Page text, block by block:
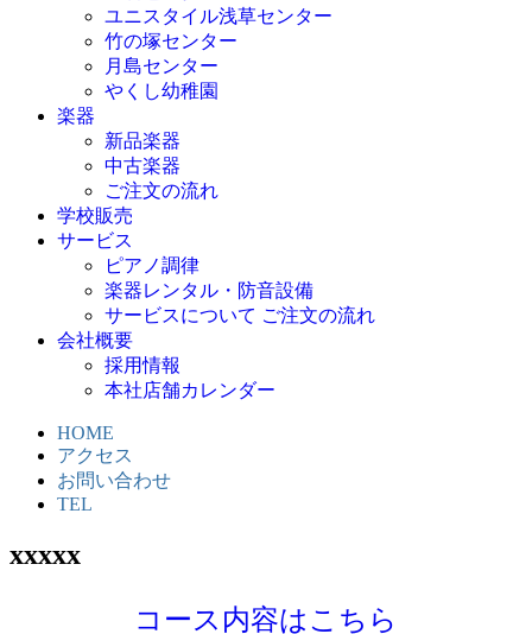
ユニスタイル浅草センター
竹の塚センター
月島センター
やくし幼稚園
楽器
新品楽器
中古楽器
ご注文の流れ
学校販売
サービス
ピアノ調律
楽器レンタル・防音設備
サービスについて ご注文の流れ
会社概要
採用情報
本社店舗カレンダー
HOME
アクセス
お問い合わせ
TEL
xxxxx
コース内容はこちら